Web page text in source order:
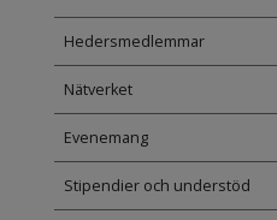
Hedersmedlemmar
Nätverket
Evenemang
Stipendier och understöd